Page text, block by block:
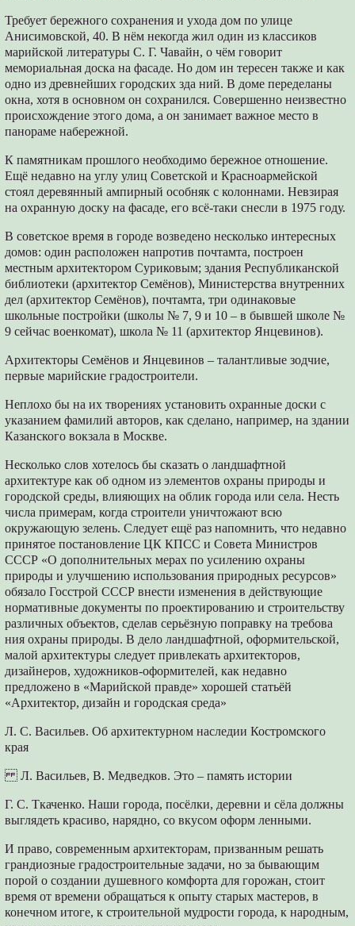
Требует бережного сохранения и ухода дом по улице
Анисимовской, 40. В нём некогда жил один из классиков
марийской литературы С. Г. Чавайн, о чём говорит
мемориальная доска на фасаде. Но дом ин тересен также и как
одно из древнейших городских зда ний. В доме переделаны
окна, хотя в основном он сохранился. Совершенно неизвестно
происхождение этого дома, а он занимает важное место в
панораме набережной.
К памятникам прошлого необходимо бережное отношение.
Ещё недавно на углу улиц Советской и Красноармейской
стоял деревянный ампирный особняк с колоннами. Невзирая
на охранную доску на фасаде, его всё-таки снесли в 1975 году.
В советское время в городе возведено несколько интересных
домов: один расположен напротив почтамта, построен
местным архитектором Суриковым; здания Республиканской
библиотеки (архитектор Семёнов), Министерства внутренних
дел (архитектор Семёнов), почтамта, три одинаковые
школьные постройки (школы № 7, 9 и 10 – в бывшей школе №
9 сейчас военкомат), школа № 11 (архитектор Янцевинов).
Архитекторы Семёнов и Янцевинов – талантливые зодчие,
первые марийские градостроители.
Неплохо бы на их творениях установить охранные доски с
указанием фамилий авторов, как сделано, например, на здании
Казанского вокзала в Москве.
Несколько слов хотелось бы сказать о ландшафтной
архитектуре как об одном из элементов охраны природы и
городской среды, влияющих на облик города или села. Несть
числа примерам, когда строители уничтожают всю
окружающую зелень. Следует ещё раз напомнить, что недавно
принятое постановление ЦК КПСС и Совета Министров
СССР «О дополнительных мерах по усилению охраны
природы и улучшению использования природных ресурсов»
обязало Госстрой СССР внести изменения в действующие
нормативные документы по проектированию и строительству
различных объектов, сделав серьёзную поправку на требова
ния охраны природы. В дело ландшафтной, оформительской,
малой архитектуры следует привлекать архитекторов,
дизайнеров, художников-оформителей, как недавно
предложено в «Марийской правде» хорошей статьёй
«Архитектор, дизайн и городская среда»
Л. С. Васильев. Об архитектурном наследии Костромского
края
Л. Васильев, В. Медведков. Это – память истории
Г. С. Ткаченко. Наши города, посёлки, деревни и сёла должны
выглядеть красиво, нарядно, со вкусом оформ ленными.
И право, современным архитекторам, призванным решать
грандиозные градостроительные задачи, но за бывающим
порой о создании душевного комфорта для горожан, стоит
время от времени обращаться к опыту старых мастеров, в
конечном итоге, к строительной мудрости города, к народным,